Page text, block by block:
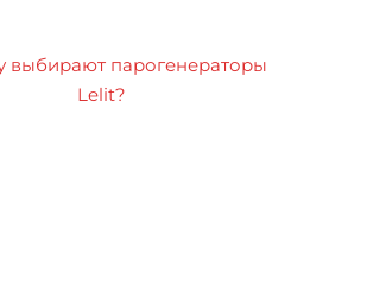
выбирают парогенераторы
Lelit?